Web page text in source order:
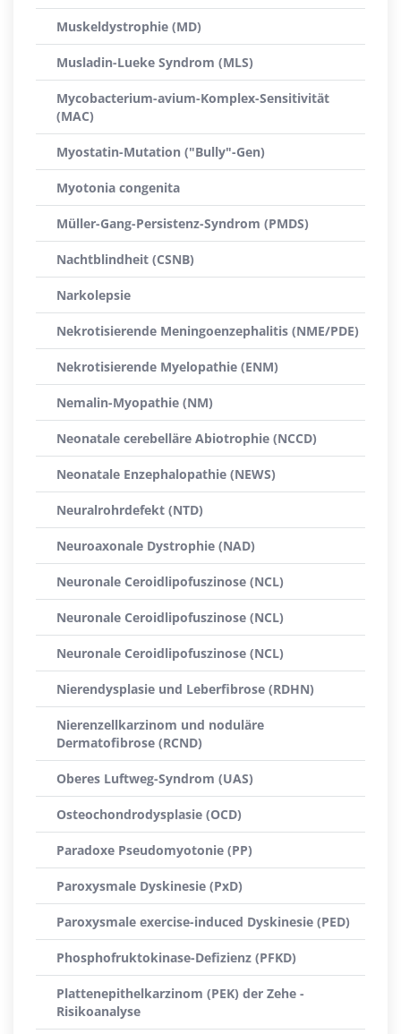
Muskeldystrophie (MD)
Musladin-Lueke Syndrom (MLS)
Mycobacterium-avium-Komplex-Sensitivität
(MAC)
Myostatin-Mutation ("Bully"-Gen)
Myotonia congenita
Müller-Gang-Persistenz-Syndrom (PMDS)
Nachtblindheit (CSNB)
Narkolepsie
Nekrotisierende Meningoenzephalitis (NME/PDE)
Nekrotisierende Myelopathie (ENM)
Nemalin-Myopathie (NM)
Neonatale cerebelläre Abiotrophie (NCCD)
Neonatale Enzephalopathie (NEWS)
Neuralrohrdefekt (NTD)
Neuroaxonale Dystrophie (NAD)
Neuronale Ceroidlipofuszinose (NCL)
Neuronale Ceroidlipofuszinose (NCL)
Neuronale Ceroidlipofuszinose (NCL)
Nierendysplasie und Leberfibrose (RDHN)
Nierenzellkarzinom und noduläre
Dermatofibrose (RCND)
Oberes Luftweg-Syndrom (UAS)
Osteochondrodysplasie (OCD)
Paradoxe Pseudomyotonie (PP)
Paroxysmale Dyskinesie (PxD)
Paroxysmale exercise-induced Dyskinesie (PED)
Phosphofruktokinase-Defizienz (PFKD)
Plattenepithelkarzinom (PEK) der Zehe -
Risikoanalyse